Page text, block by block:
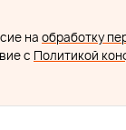
на обработку
с Политикой